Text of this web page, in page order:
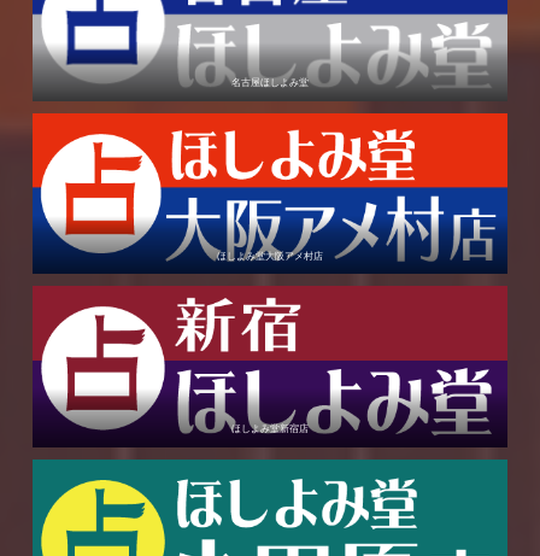
名古屋ほしよみ堂
ほしよみ堂大阪アメ村店
ほしよみ堂新宿店